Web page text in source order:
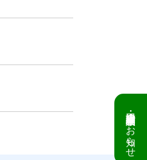
倉庫・工場建設 個別相談会のお知らせ